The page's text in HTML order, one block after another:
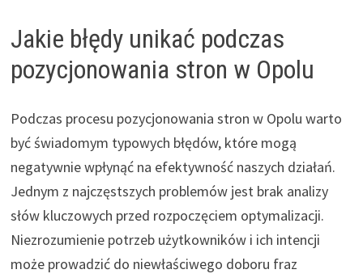
Jakie błędy unikać podczas
pozycjonowania stron w Opolu
Podczas procesu pozycjonowania stron w Opolu warto
być świadomym typowych błędów, które mogą
negatywnie wpłynąć na efektywność naszych działań.
Jednym z najczęstszych problemów jest brak analizy
słów kluczowych przed rozpoczęciem optymalizacji.
Niezrozumienie potrzeb użytkowników i ich intencji
może prowadzić do niewłaściwego doboru fraz